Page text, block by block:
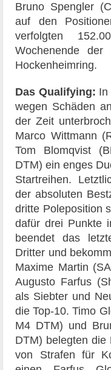
Bruno Spengler
auf den
verfolgten
Wochenende
Hockenheimring.
Das Qualifying: In
wegen Schäden
der Zeit
Marco Wittmann
Tom Blomqvist
DTM) ein enges
Startreihen.
der absoluten
dritte Poleposition
dafür drei Punkte
beendet das
Dritter und
Maxime Martin
Augusto Farfus
als Siebter und
die Top-10. Timo
M4 DTM) und
DTM) belegten die
von Strafen für